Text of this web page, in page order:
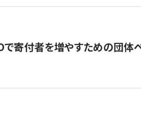
で寄付者を増やすための団